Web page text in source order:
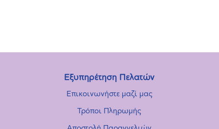
Εξυπηρέτηση Πελατών
Επικοινωνήστε μαζί μας
Τρόποι Πληρωμής